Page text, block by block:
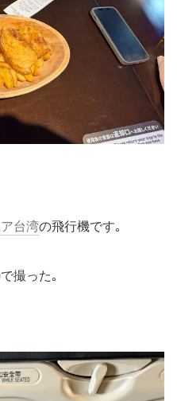
台湾の飛行機です｡
撮った｡